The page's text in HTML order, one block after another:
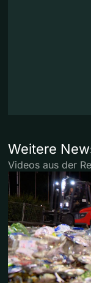
Weitere
Videos aus der